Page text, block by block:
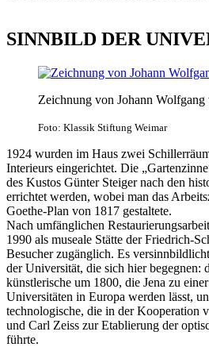
SINNBILD DER
Zeichnung von Johann
Foto: Klassik Stiftung Weimar
1924 wurden im Haus zwei
Interieurs eingerichtet. Die
des Kustos Günter Steiger nach den
errichtet werden, wobei man das
Goethe-Plan von 1817 gestaltete.
Nach umfänglichen
1990 als museale Stätte der Friedrich-
Besucher zugänglich. Es
der Universität, die sich hier begegnen:
künstlerische um 1800, die Jena zu
Universitäten in Europa werden lässt,
technologische, die in der Kooperation
und Carl Zeiss zur Etablierung der
führte.